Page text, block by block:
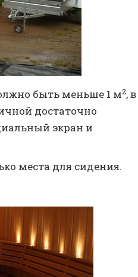
быть меньше 1 м2, в
достаточно
экран и
места для сидения.